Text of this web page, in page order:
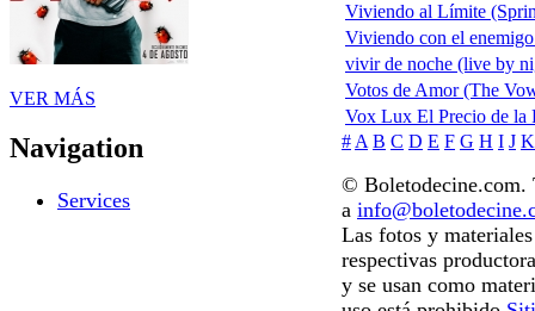
VER MÁS
Navigation
Services
Viviendo al Límite
Viviendo con el
vivir de noche (live by
Votos de Amor (The
Vox Lux El Precio de la
# A B C D E F G H I J K
© Boletodecine.com.
a
Las fotos y
respectivas
y se usan como